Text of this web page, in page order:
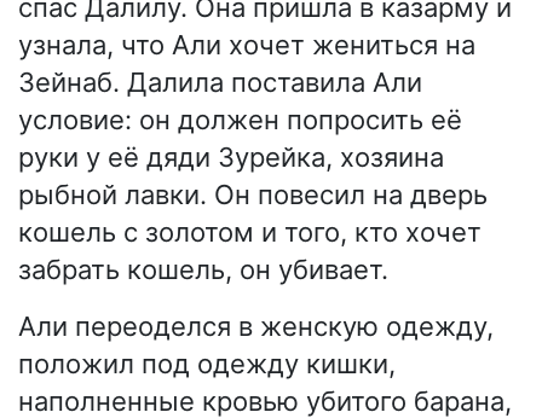
спас Далилу. Она пришла в казарму и
узнала, что Али хочет жениться на
Зейнаб. Далила поставила Али
условие: он должен попросить её
руки у её дяди Зурейка, хозяина
рыбной лавки. Он повесил на дверь
кошель с золотом и того, кто хочет
забрать кошель, он убивает.
Али переоделся в женскую одежду,
положил под одежду кишки,
наполненные кровью убитого барана,